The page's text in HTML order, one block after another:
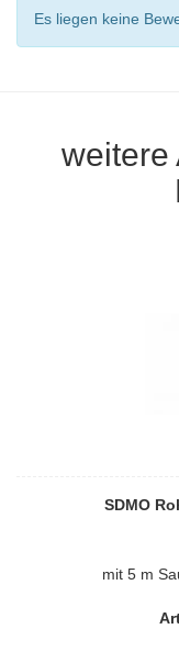
Es liegen keine
weitere
SDMO
mit 5 m